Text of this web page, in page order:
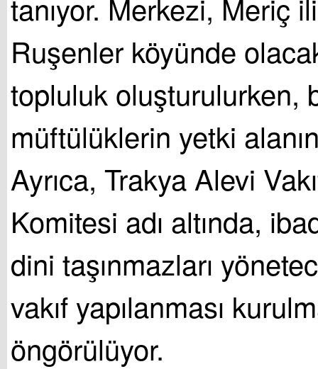
tanıyor. Merkezi, Meriç
Ruşenler köyünde
topluluk oluşturulurken,
müftülüklerin yetki
Ayrıca, Trakya Alevi
Komitesi adı altında,
dini taşınmazları
vakıf yapılanması
öngörülüyor.